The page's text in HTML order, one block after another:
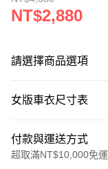
NT$2,880
請選擇商品選項
女版車衣尺寸表
付款與運送方式
超取滿NT$10,000免運